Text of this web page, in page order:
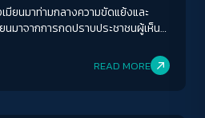
มียนมาท่ามกลางความขัดแย้งและ
มาจากการกดปราบประชาชนผู้เห็น
อกของประเทศ
READ MORE